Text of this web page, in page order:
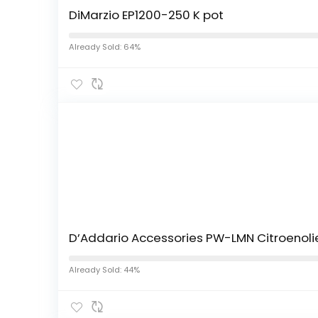
DiMarzio EP1200-250 K pot
Already Sold: 64%
D’Addario Accessories PW-LMN
Already Sold: 44%